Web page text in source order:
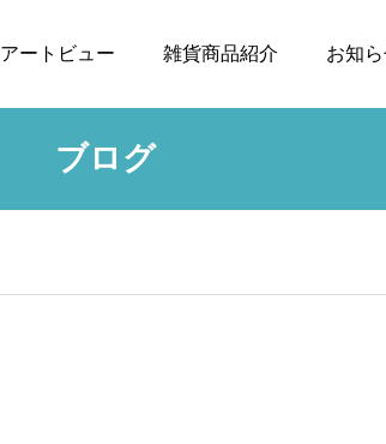
アートビュー 雑貨商品紹介 お知
ブログ